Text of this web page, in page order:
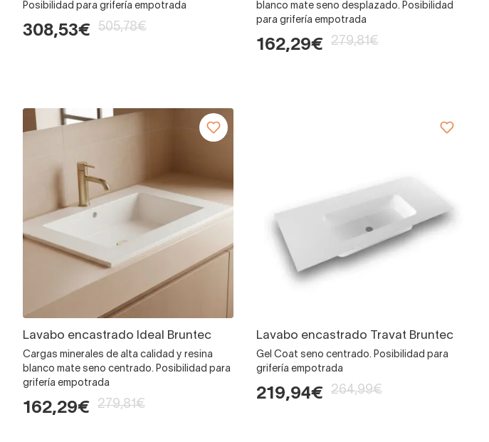
Posibilidad para grifería empotrada
308,53€ 505,78€
blanco mate seno desplazado. Posibilidad
para grifería empotrada
162,29€ 279,81€
Lavabo encastrado Ideal Bruntec
Cargas minerales de alta calidad y resina
blanco mate seno centrado. Posibilidad para
grifería empotrada
162,29€ 279,81€
Lavabo encastrado Travat Bruntec
Gel Coat seno centrado. Posibilidad para
grifería empotrada
219,94€ 264,99€